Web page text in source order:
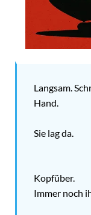
Langsam.
Hand.
Sie lag da.
Kopfüber.
Immer noch